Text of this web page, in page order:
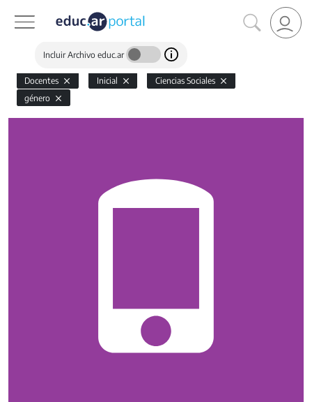
Incluir Archivo educ.ar
Docentes Inicial
Ciencias Sociales
género